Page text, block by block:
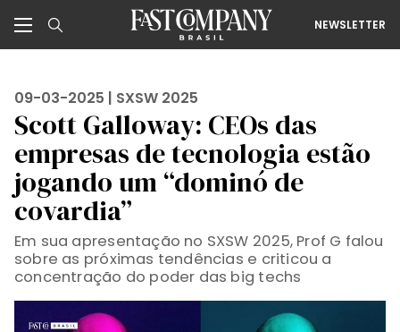
NEWSLETTER
09-03-2025 | SXSW 2025
Scott Galloway: CEOs das
empresas de tecnologia estão
jogando um “dominó de
covardia”
Em sua apresentação no SXSW 2025, Prof G falou
sobre as próximas tendências e criticou a
concentração do poder das big techs